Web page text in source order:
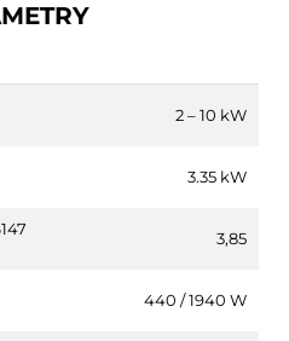
2 – 10 kW
3.35 kW
3,85
440 / 1940 W